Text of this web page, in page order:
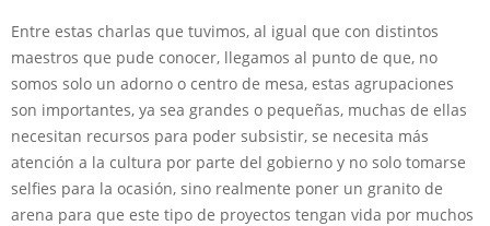
Entre estas charlas que tuvimos, al igual que con distintos
maestros que pude conocer, llegamos al punto de que, no
somos solo un adorno o centro de mesa, estas agrupaciones
son importantes, ya sea grandes o pequeñas, muchas de ellas
necesitan recursos para poder subsistir, se necesita más
atención a la cultura por parte del gobierno y no solo tomarse
selfies para la ocasión, sino realmente poner un granito de
arena para que este tipo de proyectos tengan vida por muchos